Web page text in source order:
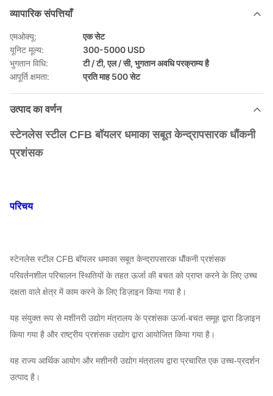
व्यापारिक संपत्तियाँ
एमओक्यू:
एक सेट
यूनिट मूल्य:
300-5000 USD
भुगतान विधि:
टी / टी, एल / सी, भुगतान अवधि परक्राम्य है
आपूर्ति क्षमता:
प्रति माह 500 सेट
उत्पाद का वर्णन
स्टेनलेस स्टील CFB बॉयलर धमाका सबूत केन्द्रापसारक धौंकनी
प्रशंसक
परिचय
स्टेनलेस स्टील CFB बॉयलर धमाका सबूत केन्द्रापसारक धौंकनी प्रशंसक
परिवर्तनशील परिचालन स्थितियों के तहत ऊर्जा की बचत को प्राप्त करने के लिए उच्च
दक्षता वाले क्षेत्र में काम करने के लिए डिज़ाइन किया गया है।
यह संयुक्त रूप से मशीनरी उद्योग मंत्रालय के प्रशंसक ऊर्जा-बचत समूह द्वारा डिज़ाइन
किया गया है और राष्ट्रीय प्रशंसक उद्योग द्वारा आयोजित किया गया है।
यह राज्य आर्थिक आयोग और मशीनरी उद्योग मंत्रालय द्वारा प्रचारित एक उच्च-प्रदर्शन
उत्पाद है।